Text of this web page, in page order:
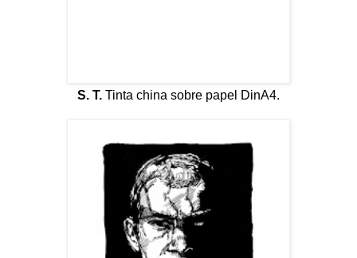
S. T. Tinta china sobre papel DinA4.